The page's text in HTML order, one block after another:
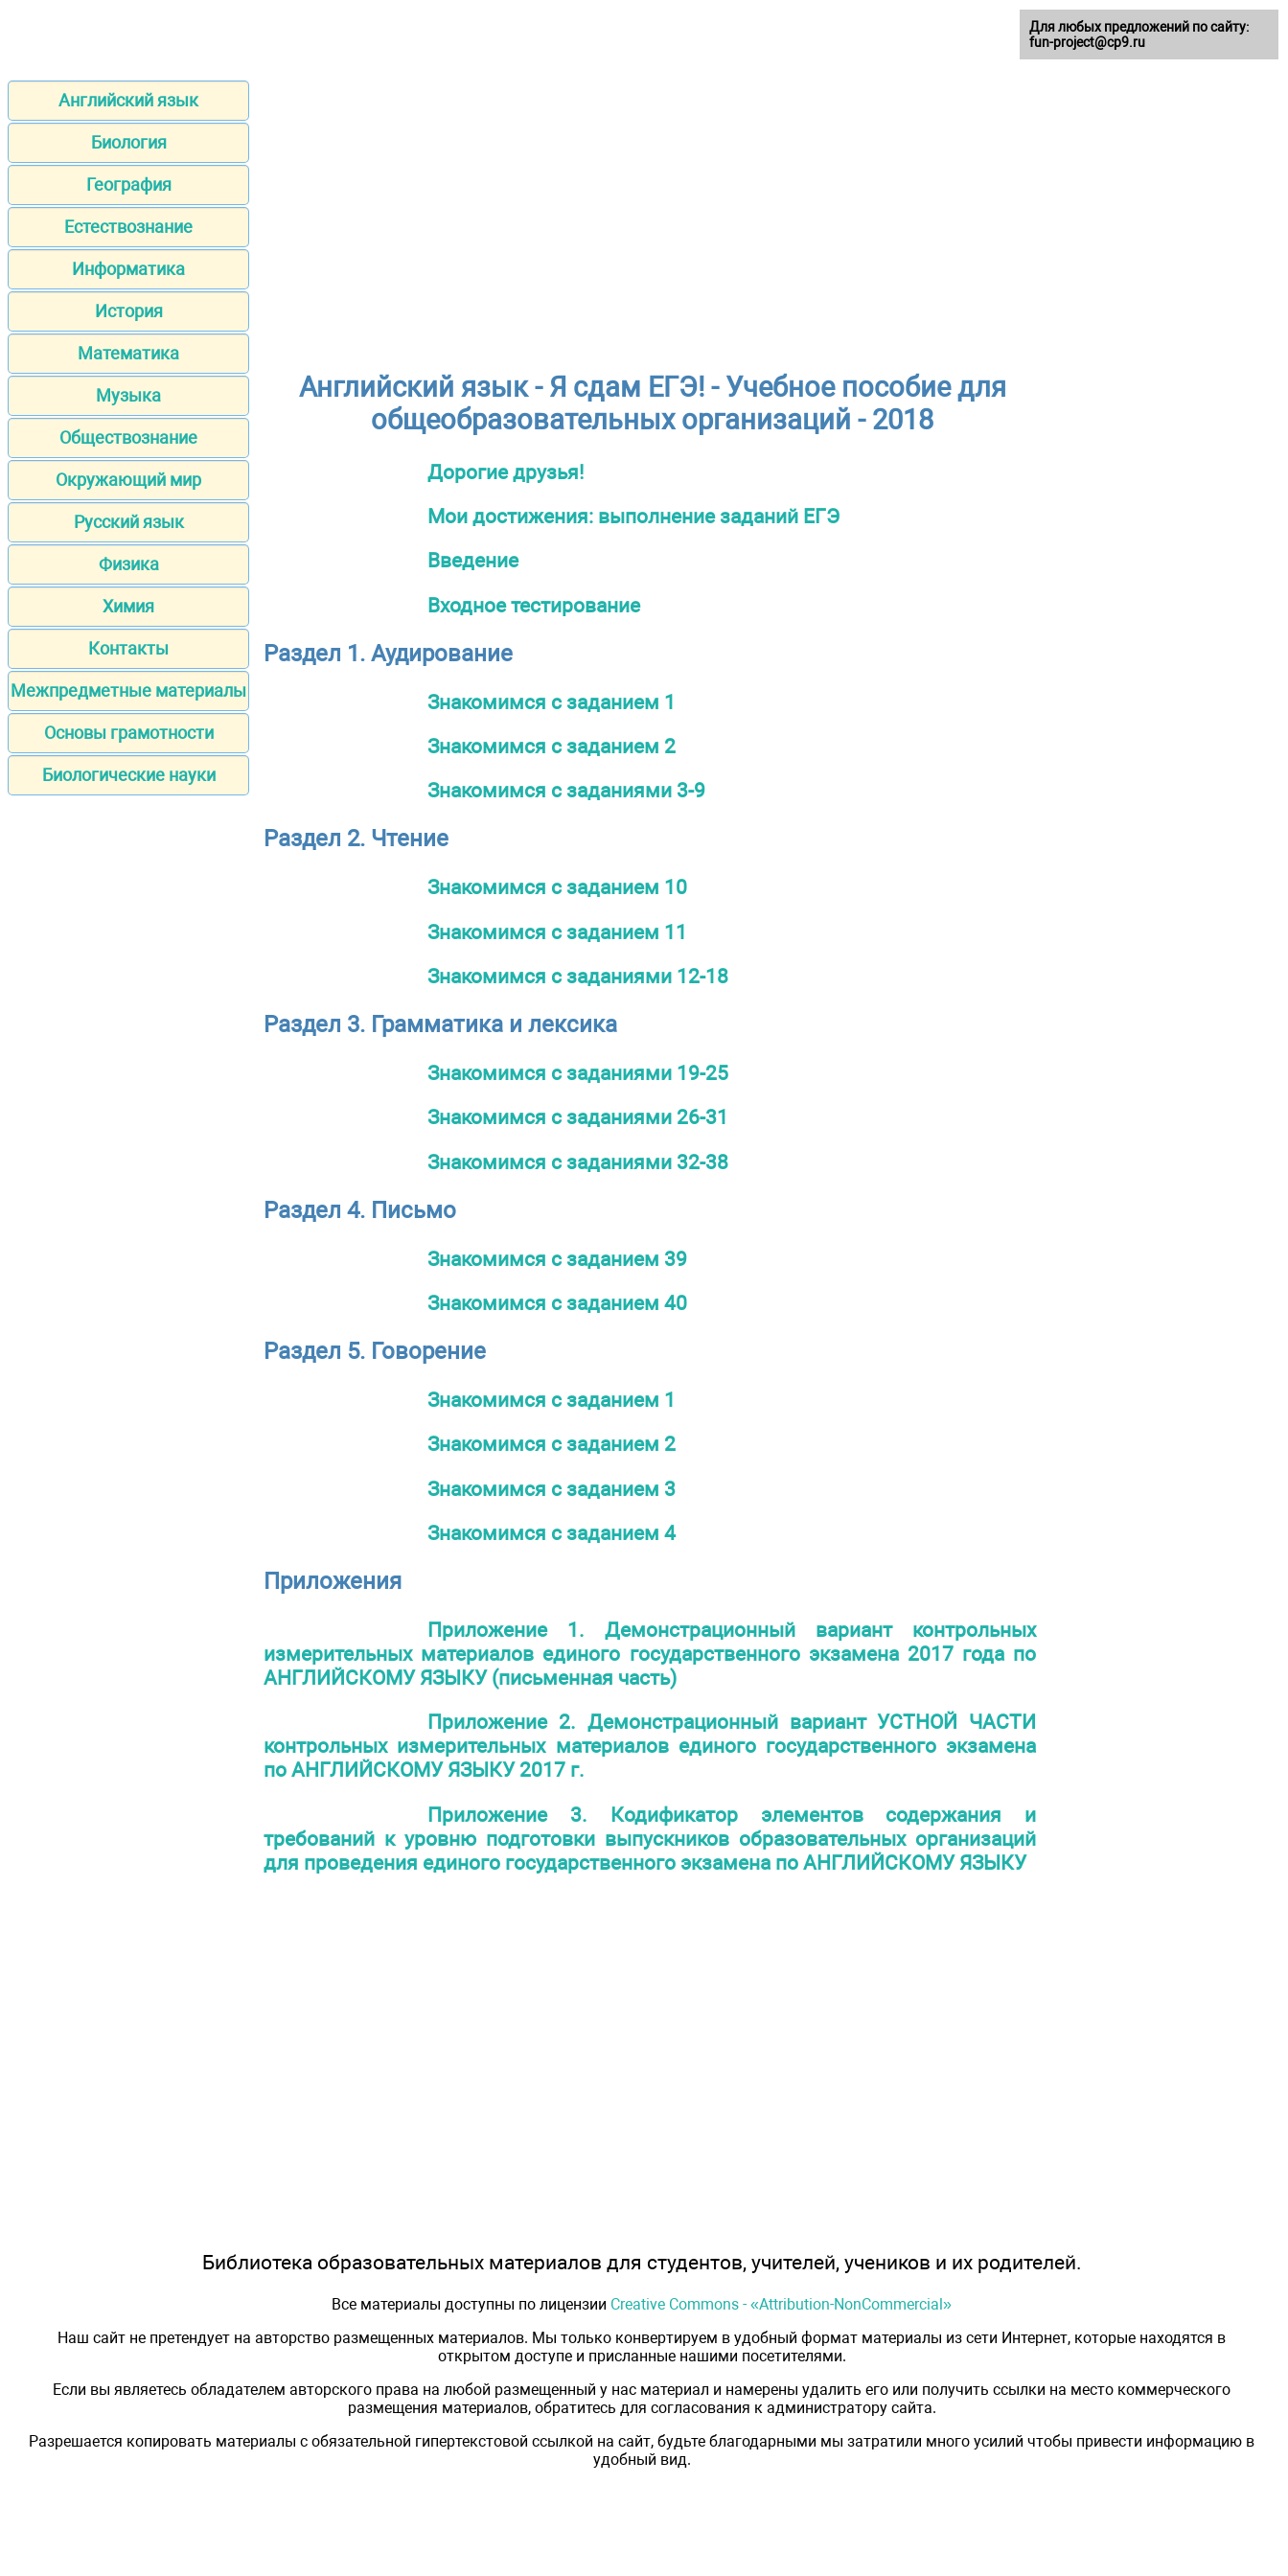
Английский язык
Биология
География
Естествознание
Информатика
История
Математика
Музыка
Обществознание
Окружающий мир
Русский язык
Физика
Химия
Контакты
Межпредметные материалы
Основы грамотности
Биологические науки
Английский язык - Я сдам ЕГЭ! - Учебное пособие для
общеобразовательных организаций - 2018
Дорогие друзья!
Мои достижения: выполнение заданий ЕГЭ
Введение
Входное тестирование
Раздел 1. Аудирование
Знакомимся с заданием 1
Знакомимся с заданием 2
Знакомимся с заданиями 3-9
Раздел 2. Чтение
Знакомимся с заданием 10
Знакомимся с заданием 11
Знакомимся с заданиями 12-18
Раздел 3. Грамматика и лексика
Знакомимся с заданиями 19-25
Знакомимся с заданиями 26-31
Знакомимся с заданиями 32-38
Раздел 4. Письмо
Знакомимся с заданием 39
Знакомимся с заданием 40
Раздел 5. Говорение
Знакомимся с заданием 1
Знакомимся с заданием 2
Знакомимся с заданием 3
Знакомимся с заданием 4
Приложения
Приложение 1. Демонстрационный вариант контрольных
измерительных материалов единого государственного экзамена 2017 года по
АНГЛИЙСКОМУ ЯЗЫКУ (письменная часть)
Приложение 2. Демонстрационный вариант УСТНОЙ ЧАСТИ
контрольных измерительных материалов единого государственного экзамена
по АНГЛИЙСКОМУ ЯЗЫКУ 2017 г.
Приложение 3. Кодификатор элементов содержания и
требований к уровню подготовки выпускников образовательных организаций
для проведения единого государственного экзамена по АНГЛИЙСКОМУ ЯЗЫКУ
Библиотека образовательных материалов для студентов, учителей, учеников и их родителей.
Все материалы доступны по лицензии Creative Commons - «Attribution-NonCommercial»
Наш сайт не претендует на авторство размещенных материалов. Мы только конвертируем в удобный формат материалы из сети Интернет, которые находятся в
открытом доступе и присланные нашими посетителями.
Если вы являетесь обладателем авторского права на любой размещенный у нас материал и намерены удалить его или получить ссылки на место коммерческого
размещения материалов, обратитесь для согласования к администратору сайта.
Разрешается копировать материалы с обязательной гипертекстовой ссылкой на сайт, будьте благодарными мы затратили много усилий чтобы привести информацию в
удобный вид.
Для любых предложений по сайту:
fun-project@cp9.ru